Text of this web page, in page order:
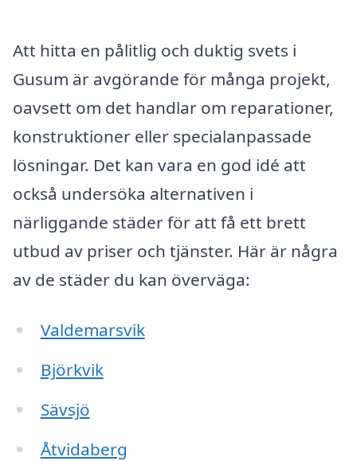
Att hitta en pålitlig och duktig svets i
Gusum är avgörande för många projekt,
oavsett om det handlar om reparationer,
konstruktioner eller specialanpassade
lösningar. Det kan vara en god idé att
också undersöka alternativen i
närliggande städer för att få ett brett
utbud av priser och tjänster. Här är några
av de städer du kan överväga:
Valdemarsvik
Björkvik
Sävsjö
Åtvidaberg